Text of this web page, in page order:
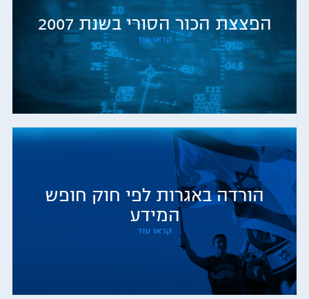
הפצצת הכור הסורי בשנת 2007
קראו עוד
הורדה באגרות לפי חוק חופש
המידע
קראו עוד